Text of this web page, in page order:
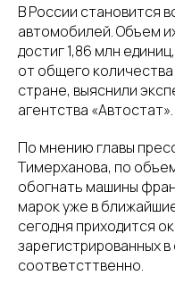
В России становится
автомобилей. Объем
достиг 1,86 млн
от общего
стране, выяснили
агентства «Автостат».
По мнению главы
Тимерханова, по
обогнать машины
марок уже в
сегодня приходится
зарегистрированных
соответсттвенно.